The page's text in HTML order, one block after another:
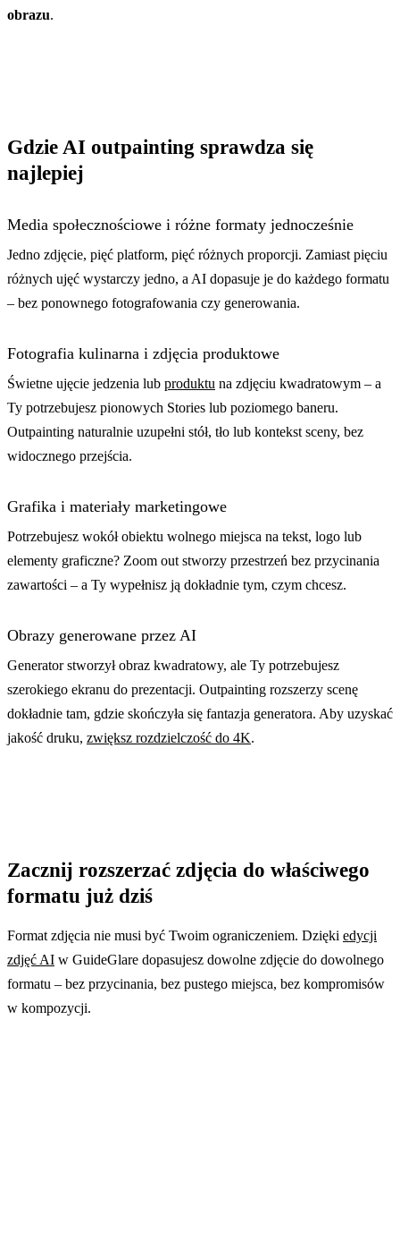
obrazu.
Gdzie AI outpainting sprawdza się
najlepiej
Media społecznościowe i różne formaty jednocześnie
Jedno zdjęcie, pięć platform, pięć różnych proporcji. Zamiast pięciu
różnych ujęć wystarczy jedno, a AI dopasuje je do każdego formatu
– bez ponownego fotografowania czy generowania.
Fotografia kulinarna i zdjęcia produktowe
Świetne ujęcie jedzenia lub produktu na zdjęciu kwadratowym – a
Ty potrzebujesz pionowych Stories lub poziomego baneru.
Outpainting naturalnie uzupełni stół, tło lub kontekst sceny, bez
widocznego przejścia.
Grafika i materiały marketingowe
Potrzebujesz wokół obiektu wolnego miejsca na tekst, logo lub
elementy graficzne? Zoom out stworzy przestrzeń bez przycinania
zawartości – a Ty wypełnisz ją dokładnie tym, czym chcesz.
Obrazy generowane przez AI
Generator stworzył obraz kwadratowy, ale Ty potrzebujesz
szerokiego ekranu do prezentacji. Outpainting rozszerzy scenę
dokładnie tam, gdzie skończyła się fantazja generatora. Aby uzyskać
jakość druku, zwiększ rozdzielczość do 4K.
Zacznij rozszerzać zdjęcia do właściwego
formatu już dziś
Format zdjęcia nie musi być Twoim ograniczeniem. Dzięki edycji
zdjęć AI w GuideGlare dopasujesz dowolne zdjęcie do dowolnego
formatu – bez przycinania, bez pustego miejsca, bez kompromisów
w kompozycji.